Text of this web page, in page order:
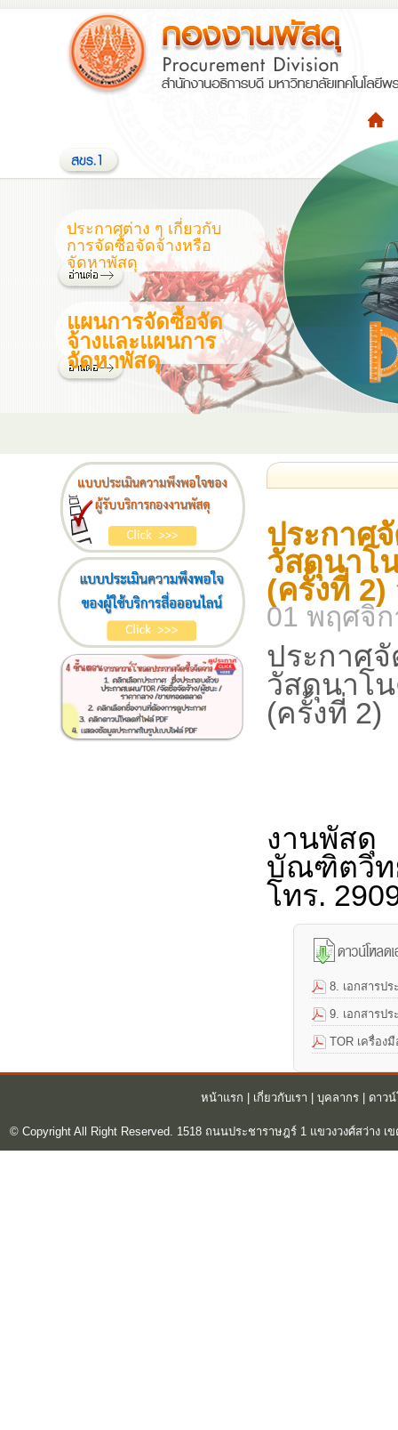
ประกาศต่าง ๆ เกี่ยวกับ
การจัดซื้อจัดจ้างหรือ
จัดหาพัสดุ
แผนการจัดซื้อจัด
จ้างและแผนการ
จัดหาพัสดุ
ประกาศ
วัสดุนาโ
(ครั้งที่
01 พฤศจิ
ประกาศ
วัสดุนาโ
(ครั้งที่
งานพัส
บัณฑิตวิท
โทร.
8. เอกสารป
9. เอกสารป
TOR เครื่อง
หน้าแรก เกี่ยวกับเรา บุคลากร| ดาว
© Copyright All Right Reserved. 1518 ถนนประชาราษฎร์ 1 แขวงวงศ์สว่าง